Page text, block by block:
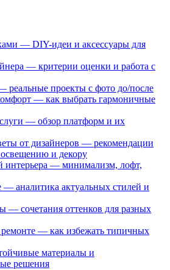
— DIY-идеи и аксессуары для
— критерии оценки и работа с
реальные проекты с фото до/после
— как выбрать гармоничные
— обзор платформ и их
от дизайнеров — рекомендации
и декору
интерьера — минимализм, лофт,
— аналитика актуальных стилей и
— сочетания оттенков для разных
— как избежать типичных
материалы и
решения